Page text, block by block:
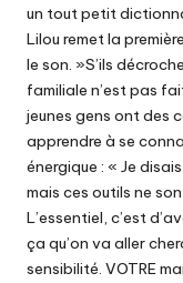
un tout petit
Lilou remet la
le son. »S’ils
familiale n’est pas
jeunes gens ont des
apprendre à se
énergique : « Je
mais ces outils ne
L’essentiel, c’est
ça qu’on va aller
sensibilité. VOTRE